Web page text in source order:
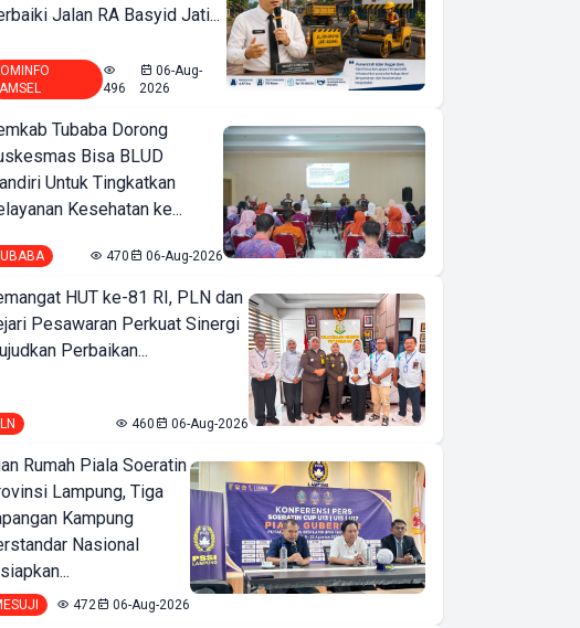
Jalan RA Basyid Jati...
496
06-Aug-
2026
Tubaba Dorong
Bisa BLUD
Untuk Tingkatkan
Kesehatan ke...
470 06-Aug-2026
HUT ke-81 RI, PLN dan
Pesawaran Perkuat Sinergi
Perbaikan...
460 06-Aug-2026
Rumah Piala Soeratin
Lampung, Tiga
Kampung
Nasional
472 06-Aug-2026